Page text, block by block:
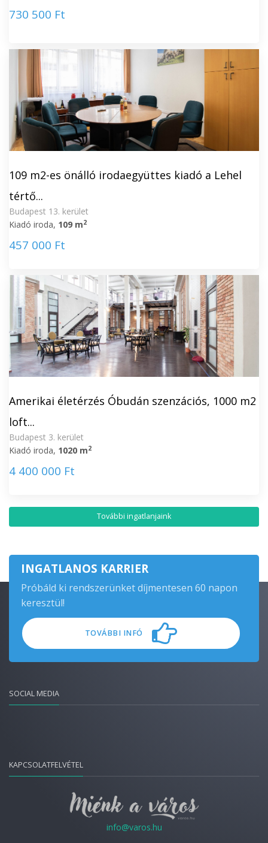
730 500 Ft
109 m2-es önálló irodaegyüttes kiadó a Lehel
tértő...
Budapest 13. kerület
Kiadó iroda, 109 m2
457 000 Ft
Amerikai életérzés Óbudán szenzációs, 1000 m2
loft...
Budapest 3. kerület
Kiadó iroda, 1020 m2
4 400 000 Ft
További ingatlanjaink
INGATLANOS KARRIER
Próbáld ki rendszerünket díjmentesen 60 napon
keresztül!
TOVÁBBI INFÓ
SOCIAL MEDIA
KAPCSOLATFELVÉTEL
info@varos.hu